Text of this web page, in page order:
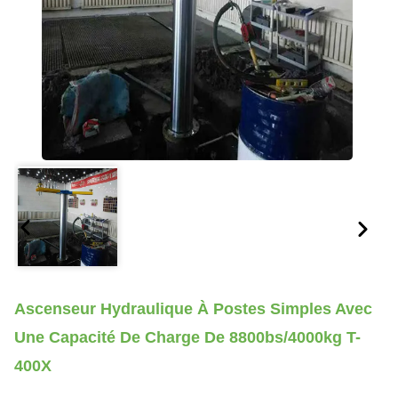
Ascenseur Hydraulique À Postes Simples Avec
Une Capacité De Charge De 8800bs/4000kg T-
400X